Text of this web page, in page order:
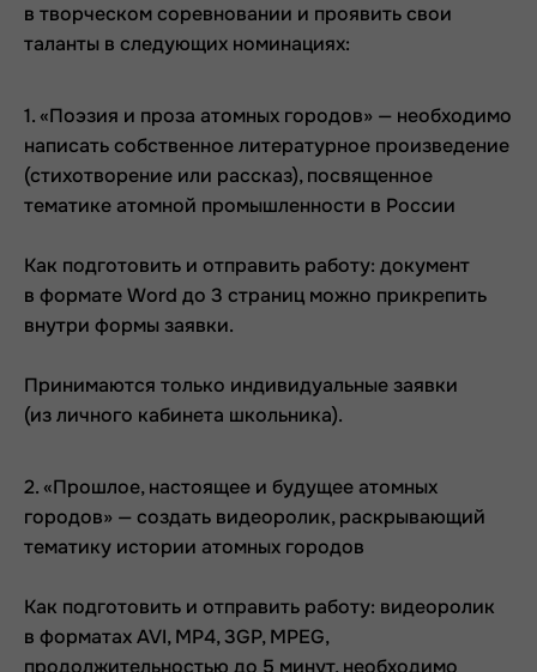
в творческом соревновании и проявить свои
таланты в следующих номинациях:
1. «Поэзия и проза атомных городов» — необходимо
написать собственное литературное произведение
(стихотворение или рассказ), посвященное
тематике атомной промышленности в России
Как подготовить и отправить работу: документ
в формате Word до 3 страниц можно прикрепить
внутри формы заявки.
Принимаются только индивидуальные заявки
(из личного кабинета школьника).
2. «Прошлое, настоящее и будущее атомных
городов» — создать видеоролик, раскрывающий
тематику истории атомных городов
Как подготовить и отправить работу: видеоролик
в форматах AVI, MP4, 3GP, MPEG,
продолжительностью до 5 минут, необходимо